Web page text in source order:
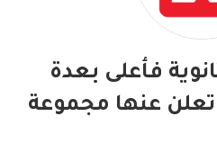
فأعلى بعدة
عنها مجموعة